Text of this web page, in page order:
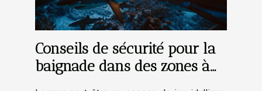
Conseils de sécurité pour la
baignade dans des zones à